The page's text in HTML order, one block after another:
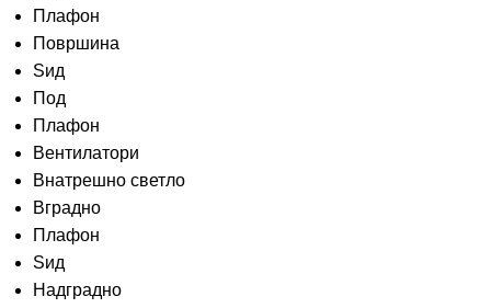
Плафон
Површина
Ѕид
Под
Плафон
Вентилатори
Внатрешно светло
Вградно
Плафон
Ѕид
Надградно